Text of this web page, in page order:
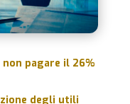
pagare il 26%
degli utili